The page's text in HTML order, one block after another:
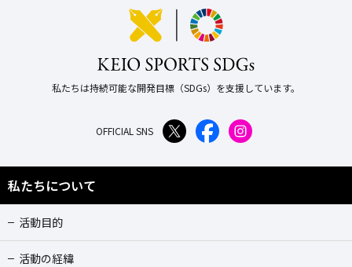
私たちは持続可能な開発目標（SDGs）を支援しています。
OFFICIAL SNS
私たちについて
活動目的
活動の経緯